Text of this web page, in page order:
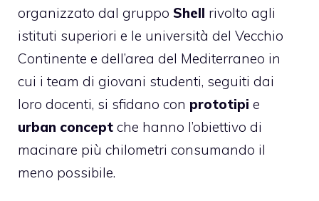
organizzato dal gruppo Shell rivolto agli
istituti superiori e le università del Vecchio
Continente e dell’area del Mediterraneo in
cui i team di giovani studenti, seguiti dai
loro docenti, si sfidano con prototipi e
urban concept che hanno l’obiettivo di
macinare più chilometri consumando il
meno possibile.